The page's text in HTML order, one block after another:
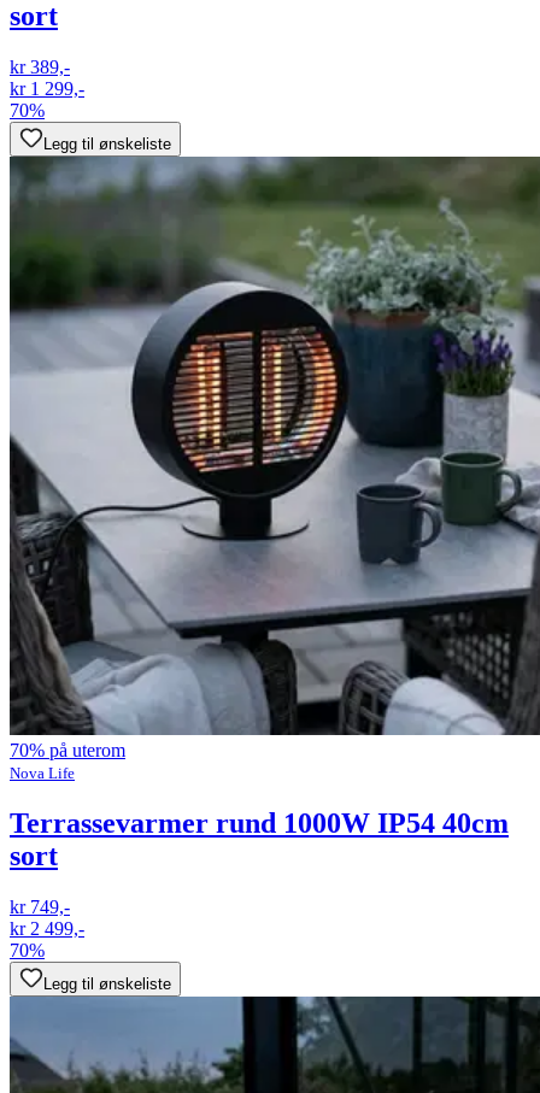
sort
kr 389,-
kr 1 299,-
70%
Legg til ønskeliste
70% på uterom
Nova Life
Terrassevarmer rund 1000W IP54 40cm
sort
kr 749,-
kr 2 499,-
70%
Legg til ønskeliste